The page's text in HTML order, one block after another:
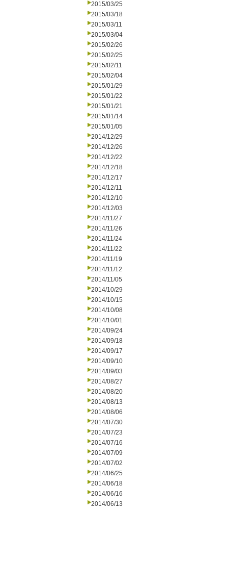
2015/03/25
2015/03/18
2015/03/11
2015/03/04
2015/02/26
2015/02/25
2015/02/11
2015/02/04
2015/01/29
2015/01/22
2015/01/21
2015/01/14
2015/01/05
2014/12/29
2014/12/26
2014/12/22
2014/12/18
2014/12/17
2014/12/11
2014/12/10
2014/12/03
2014/11/27
2014/11/26
2014/11/24
2014/11/22
2014/11/19
2014/11/12
2014/11/05
2014/10/29
2014/10/15
2014/10/08
2014/10/01
2014/09/24
2014/09/18
2014/09/17
2014/09/10
2014/09/03
2014/08/27
2014/08/20
2014/08/13
2014/08/06
2014/07/30
2014/07/23
2014/07/16
2014/07/09
2014/07/02
2014/06/25
2014/06/18
2014/06/16
2014/06/13